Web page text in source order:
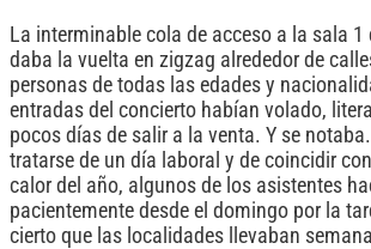
La interminable cola de acceso a la sala 1
daba la vuelta en zigzag alrededor de
personas de todas las edades y
entradas del concierto habían volado,
pocos días de salir a la venta. Y se
tratarse de un día laboral y de coincidir
calor del año, algunos de los asistentes
pacientemente desde el domingo por la
cierto que las localidades llevaban